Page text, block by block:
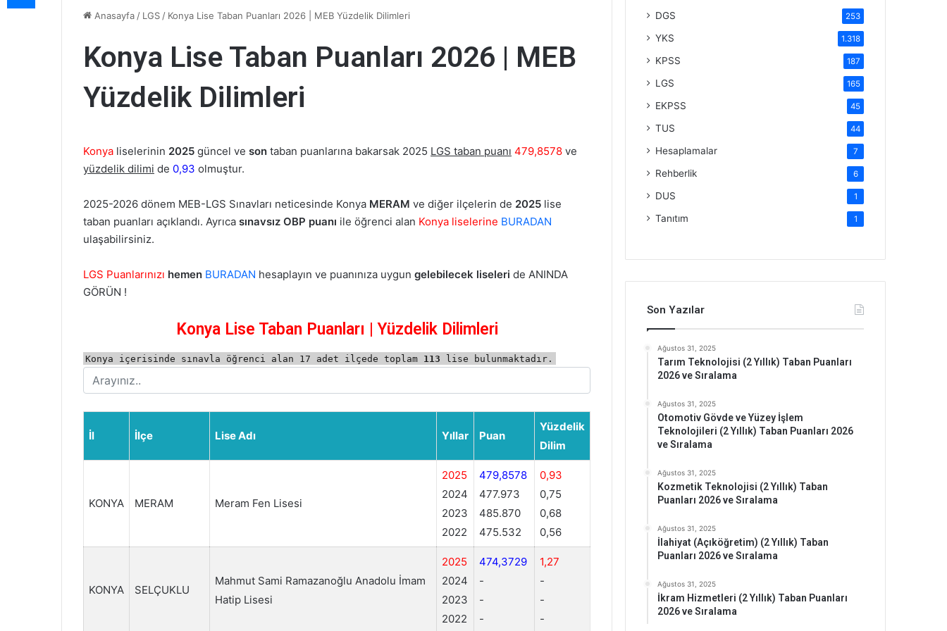
Anasayfa / LGS / Konya Lise Taban Puanları 2026 | MEB Yüzdelik Dilimleri
Konya Lise Taban Puanları 2026 | MEB
Yüzdelik Dilimleri
Konya liselerinin 2025 güncel ve son taban puanlarına bakarsak 2025 LGS taban puanı 479,8578 ve
yüzdelik dilimi de 0,93 olmuştur.
2025-2026 dönem MEB-LGS Sınavları neticesinde Konya MERAM ve diğer ilçelerin de 2025 lise
taban puanları açıklandı. Ayrıca sınavsız OBP puanı ile öğrenci alan Konya liselerine BURADAN
ulaşabilirsiniz.
LGS Puanlarınızı hemen BURADAN hesaplayın ve puanınıza uygun gelebilecek liseleri de ANINDA
GÖRÜN !
Konya Lise Taban Puanları | Yüzdelik Dilimleri
Konya içerisinde sınavla öğrenci alan 17 adet ilçede toplam 113 lise bulunmaktadır.
İl İlçe Lise Adı Yıllar Puan
Yüzdelik
Dilim
KONYA MERAM Meram Fen Lisesi
2025
2024
2023
2022
479,8578
477.973
485.870
475.532
0,93
0,75
0,68
0,56
KONYA SELÇUKLU
Mahmut Sami Ramazanoğlu Anadolu İmam
Hatip Lisesi
2025
2024
2023
2022
474,3729
-
-
-
1,27
-
-
-
DGS 253
YKS 1.318
KPSS 187
LGS 165
EKPSS 45
TUS 44
Hesaplamalar 7
Rehberlik 6
DUS 1
Tanıtım 1
Son Yazılar
Ağustos 31, 2025
Tarım Teknolojisi (2 Yıllık) Taban Puanları
2026 ve Sıralama
Ağustos 31, 2025
Otomotiv Gövde ve Yüzey İşlem
Teknolojileri (2 Yıllık) Taban Puanları 2026
ve Sıralama
Ağustos 31, 2025
Kozmetik Teknolojisi (2 Yıllık) Taban
Puanları 2026 ve Sıralama
Ağustos 31, 2025
İlahiyat (Açıköğretim) (2 Yıllık) Taban
Puanları 2026 ve Sıralama
Ağustos 31, 2025
İkram Hizmetleri (2 Yıllık) Taban Puanları
2026 ve Sıralama